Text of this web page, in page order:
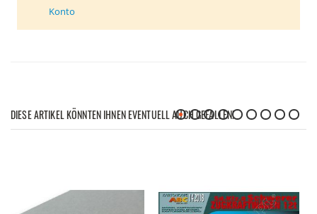
Konto
DIESE ARTIKEL KÖNNTEN IHNEN EVENTUELL AUCH GEFALLEN!